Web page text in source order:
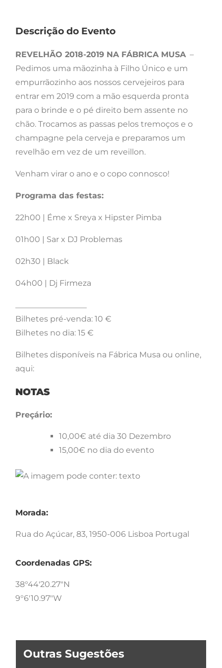
Descrição do Evento
REVELHÃO 2018-2019 NA FÁBRICA MUSA–
Pedimos uma mãozinha à Filho Único e um
empurrãozinho aos nossos cervejeiros para
entrar em 2019 com a mão esquerda pronta
para o brinde e o pé direito bem assente no
chão. Trocamos as passas pelos tremoços e o
champagne pela cerveja e preparamos um
revelhão em vez de um reveillon.
Venham virar o ano e o copo connosco!
Programa das festas:
22h00 | Éme x Sreya x Hipster Pimba
01h00 | Sar x DJ Problemas
02h30 | Black
04h00 | Dj Firmeza
Bilhetes pré-venda: 10 €
Bilhetes no dia: 15 €
Bilhetes disponíveis na Fábrica Musa ou online,
aqui:
NOTAS
Preçário:
10,00€ até dia 30 Dezembro
15,00€ no dia do evento
Morada:
Rua do Açúcar, 83, 1950-006 Lisboa Portugal
Coordenadas GPS:
38°44'20.27"N
9°6'10.97"W
Outras Sugestões